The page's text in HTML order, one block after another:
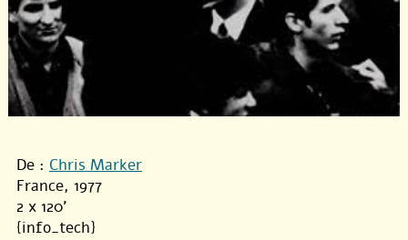
De : Chris Marker
France, 1977
2 x 120'
{info_tech}